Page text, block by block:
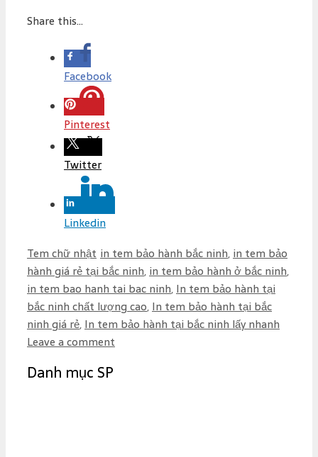
Share this...
Facebook
Pinterest
Twitter
Linkedin
C
a
t
e
g
o
i
Tem chữ nhật T
a
g
s
in tem bảo hành bắc ninh, in tem bảo
hành giá rẻ tại bắc ninh, in tem bảo hành ở bắc ninh,
in tem bao hanh tai bac ninh, In tem bảo hành tại
bắc ninh chất lượng cao, In tem bảo hành tại bắc
ninh giá rẻ, In tem bảo hành tại bắc ninh lấy nhanh
Leave a comment
Danh mục SP